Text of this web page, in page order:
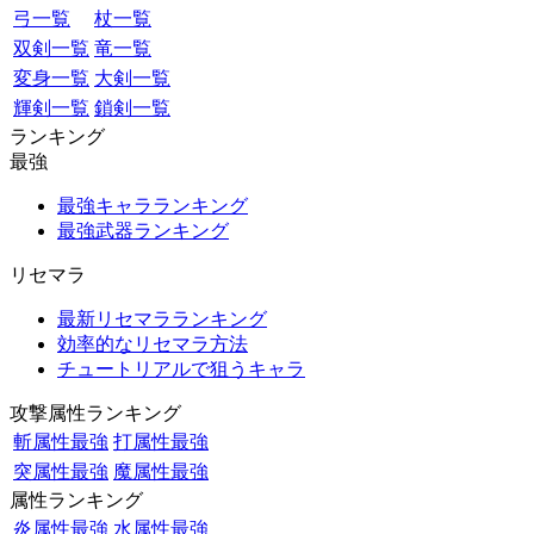
弓一覧
杖一覧
双剣一覧 竜一覧
変身一覧 大剣一覧
輝剣一覧 鎖剣一覧
ランキング
最強
最強キャラランキング
最強武器ランキング
リセマラ
最新リセマラランキング
効率的なリセマラ方法
チュートリアルで狙うキャラ
攻撃属性ランキング
斬属性最強 打属性最強
突属性最強 魔属性最強
属性ランキング
炎属性最強 水属性最強